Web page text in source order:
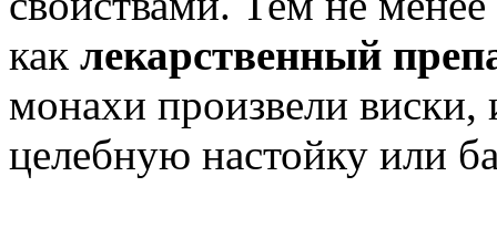
как лекарственный
монахи произвели виски,
целебную настойку или